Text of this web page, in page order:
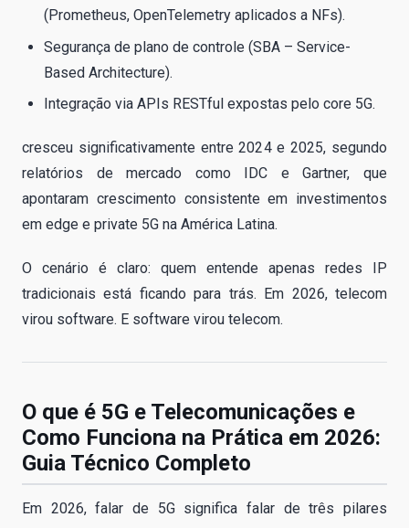
(Prometheus, OpenTelemetry aplicados a NFs).
Segurança de plano de controle (SBA – Service-
Based Architecture).
Integração via APIs RESTful expostas pelo core 5G.
cresceu significativamente entre 2024 e 2025, segundo
relatórios de mercado como IDC e Gartner, que
apontaram crescimento consistente em investimentos
em edge e private 5G na América Latina.
O cenário é claro: quem entende apenas redes IP
tradicionais está ficando para trás. Em 2026, telecom
virou software. E software virou telecom.
O que é 5G e Telecomunicações e
Como Funciona na Prática em 2026:
Guia Técnico Completo
Em 2026, falar de 5G significa falar de três pilares